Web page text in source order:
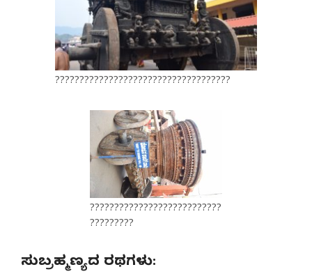
????????????????????????????????????
???????????????????????????
?????????
ಸುಬ್ರಹ್ಮಣ್ಯದ ರಥಗಳು: